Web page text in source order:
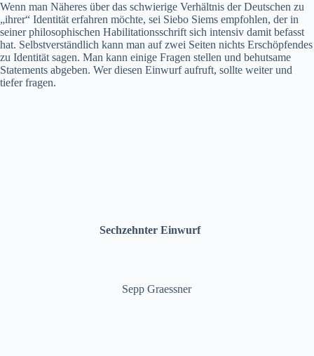
Wenn man Näheres über das schwierige Verhältnis der Deutschen zu
„ihrer“ Identität erfahren möchte, sei Siebo Siems empfohlen, der in
seiner philosophischen Habilitationsschrift sich intensiv damit befasst
hat. Selbstverständlich kann man auf zwei Seiten nichts Erschöpfendes
zu Identität sagen. Man kann einige Fragen stellen und behutsame
Statements abgeben. Wer diesen Einwurf aufruft, sollte weiter und
tiefer fragen.
Sechzehnter Einwurf
Sepp Graessner